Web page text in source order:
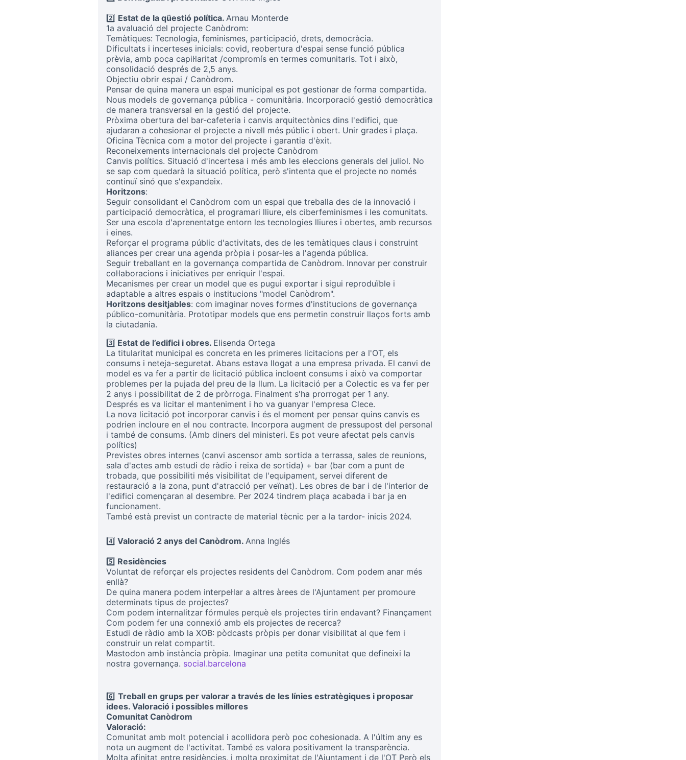
2️⃣ Estat de la qüestió política. Arnau Monterde
1a avaluació del projecte Canòdrom:
Temàtiques: Tecnologia, feminismes, participació, drets, democràcia.
Dificultats i incerteses inicials: covid, reobertura d'espai sense funció pública
prèvia, amb poca capil·laritat /compromís en termes comunitaris. Tot i això,
consolidació després de 2,5 anys.
Objectiu obrir espai / Canòdrom.
Pensar de quina manera un espai municipal es pot gestionar de forma compartida.
Nous models de governança pública - comunitària. Incorporació gestió democràtica
de manera transversal en la gestió del projecte.
Pròxima obertura del bar-cafeteria i canvis arquitectònics dins l'edifici, que
ajudaran a cohesionar el projecte a nivell més públic i obert. Unir grades i plaça.
Oficina Tècnica com a motor del projecte i garantia d'èxit.
Reconeixements internacionals del projecte Canòdrom
Canvis polítics. Situació d'incertesa i més amb les eleccions generals del juliol. No
se sap com quedarà la situació política, però s'intenta que el projecte no només
continuï sinó que s'expandeix.
Horitzons:
Seguir consolidant el Canòdrom com un espai que treballa des de la innovació i
participació democràtica, el programari lliure, els ciberfeminismes i les comunitats.
Ser una escola d'aprenentatge entorn les tecnologies lliures i obertes, amb recursos
i eines.
Reforçar el programa públic d'activitats, des de les temàtiques claus i construint
aliances per crear una agenda pròpia i posar-les a l'agenda pública.
Seguir treballant en la governança compartida de Canòdrom. Innovar per construir
col·laboracions i iniciatives per enriquir l'espai.
Mecanismes per crear un model que es pugui exportar i sigui reproduïble i
adaptable a altres espais o institucions "model Canòdrom".
Horitzons desitjables: com imaginar noves formes d'institucions de governança
público-comunitària. Prototipar models que ens permetin construir llaços forts amb
la ciutadania.
3️⃣ Estat de l’edifici i obres. Elisenda Ortega
La titularitat municipal es concreta en les primeres licitacions per a l'OT, els
consums i neteja-seguretat. Abans estava llogat a una empresa privada. El canvi de
model es va fer a partir de licitació pública incloent consums i això va comportar
problemes per la pujada del preu de la llum. La licitació per a Colectic es va fer per
2 anys i possibilitat de 2 de pròrroga. Finalment s'ha prorrogat per 1 any.
Després es va licitar el manteniment i ho va guanyar l'empresa Clece.
La nova licitació pot incorporar canvis i és el moment per pensar quins canvis es
podrien incloure en el nou contracte. Incorpora augment de pressupost del personal
i també de consums. (Amb diners del ministeri. Es pot veure afectat pels canvis
polítics)
Previstes obres internes (canvi ascensor amb sortida a terrassa, sales de reunions,
sala d'actes amb estudi de ràdio i reixa de sortida) + bar (bar com a punt de
trobada, que possibiliti més visibilitat de l'equipament, servei diferent de
restauració a la zona, punt d'atracció per veïnat). Les obres de bar i de l'interior de
l'edifici començaran al desembre. Per 2024 tindrem plaça acabada i bar ja en
funcionament.
També està previst un contracte de material tècnic per a la tardor- inicis 2024.
4️⃣ Valoració 2 anys del Canòdrom. Anna Inglés
5️⃣ Residències
Voluntat de reforçar els projectes residents del Canòdrom. Com podem anar més
enllà?
De quina manera podem interpel·lar a altres àrees de l'Ajuntament per promoure
determinats tipus de projectes?
Com podem internalitzar fórmules perquè els projectes tirin endavant? Finançament
Com podem fer una connexió amb els projectes de recerca?
Estudi de ràdio amb la XOB: pòdcasts pròpis per donar visibilitat al que fem i
construir un relat compartit.
Mastodon amb instància pròpia. Imaginar una petita comunitat que defineixi la
nostra governança. social.barcelona
6️⃣ Treball en grups per valorar a través de les línies estratègiques i proposar
idees. Valoració i possibles millores
Comunitat Canòdrom
Valoració:
Comunitat amb molt potencial i acollidora però poc cohesionada. A l'últim any es
nota un augment de l'activitat. També es valora positivament la transparència.
Molta afinitat entre residències, i molta proximitat de l'Ajuntament i de l'OT Però els